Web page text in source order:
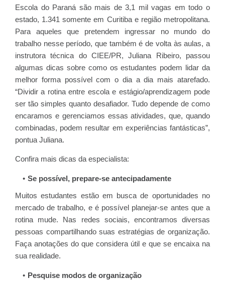
Escola do Paraná são mais de 3,1 mil vagas em todo o
estado, 1.341 somente em Curitiba e região metropolitana.
Para aqueles que pretendem ingressar no mundo do
trabalho nesse período, que também é de volta às aulas, a
instrutora técnica do CIEE/PR, Juliana Ribeiro, passou
algumas dicas sobre como os estudantes podem lidar da
melhor forma possível com o dia a dia mais atarefado.
“Dividir a rotina entre escola e estágio/aprendizagem pode
ser tão simples quanto desafiador. Tudo depende de como
encaramos e gerenciamos essas atividades, que, quando
combinadas, podem resultar em experiências fantásticas”,
pontua Juliana.
Confira mais dicas da especialista:
Se possível, prepare-se antecipadamente
Muitos estudantes estão em busca de oportunidades no
mercado de trabalho, e é possível planejar-se antes que a
rotina mude. Nas redes sociais, encontramos diversas
pessoas compartilhando suas estratégias de organização.
Faça anotações do que considera útil e que se encaixa na
sua realidade.
Pesquise modos de organização